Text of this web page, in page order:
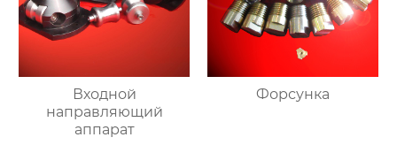
Входной
направляющий
аппарат
Форсунка